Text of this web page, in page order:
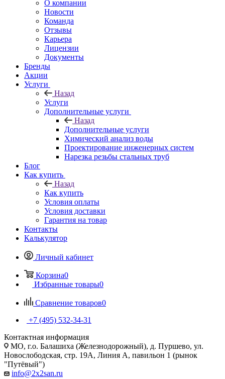
О компании
Новости
Команда
Отзывы
Карьера
Лицензии
Документы
Бренды
Акции
Услуги
Назад
Услуги
Дополнительные услуги
Назад
Дополнительные услуги
Химический анализ воды
Проектирование инженерных систем
Нарезка резьбы стальных труб
Блог
Как купить
Назад
Как купить
Условия оплаты
Условия доставки
Гарантия на товар
Контакты
Калькулятор
Личный кабинет
Корзина0
Избранные товары0
Сравнение товаров0
+7 (495) 532‑34‑31
Контактная информация
МО, г.о. Балашиха (Железнодорожный), д. Пуршево, ул.
Новослободская, стр. 19А, Линия А, павильон 1 (рынок
"Путёвый")
info@2x2san.ru